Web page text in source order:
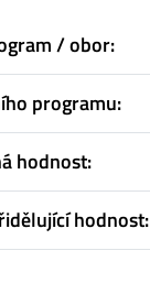
/ obor:
programu:
hodnost:
hodnost: